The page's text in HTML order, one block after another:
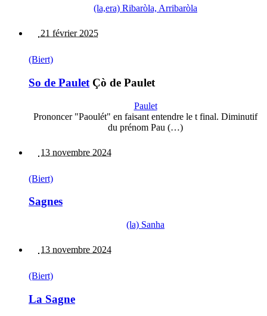
(la,era) Ribaròla, Arribaròla
21 février 2025
(Biert)
So de Paulet Çò de Paulet
Paulet
Prononcer "Paoulét" en faisant entendre le t final. Diminutif
du prénom Pau (…)
13 novembre 2024
(Biert)
Sagnes
(la) Sanha
13 novembre 2024
(Biert)
La Sagne